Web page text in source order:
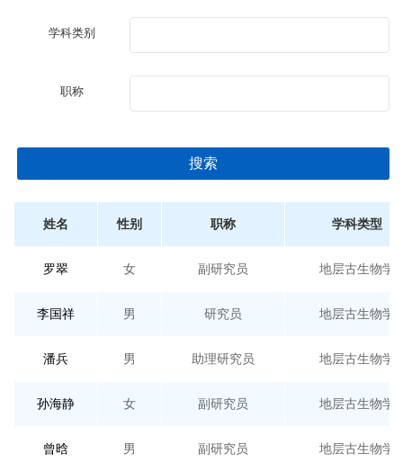
学科类别
职称
搜索
姓名 性别 职称 学科类型
罗翠 女 副研究员 地层古生物学
李国祥 男 研究员 地层古生物学
潘兵 男 助理研究员 地层古生物学
孙海静 女 副研究员 地层古生物学
曾晗 男 副研究员 地层古生物学